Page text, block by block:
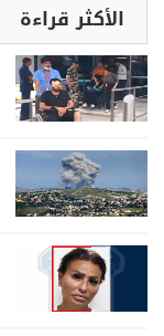
الأكثر قراءة